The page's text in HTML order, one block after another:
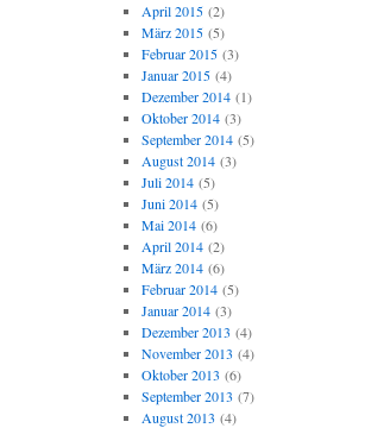
April 2015(2)
März 2015(5)
Februar 2015(3)
Januar 2015(4)
Dezember 2014(1)
Oktober 2014(3)
September 2014(5)
August 2014(3)
Juli 2014(5)
Juni 2014(5)
Mai 2014(6)
April 2014(2)
März 2014(6)
Februar 2014(5)
Januar 2014(3)
Dezember 2013 (4)
November 2013 (4)
Oktober 2013 (6)
September 2013 (7)
August 2013 (4)